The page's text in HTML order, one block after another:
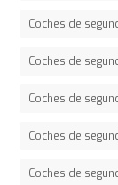
Coches de
Coches de
Coches de
Coches de
Coches de